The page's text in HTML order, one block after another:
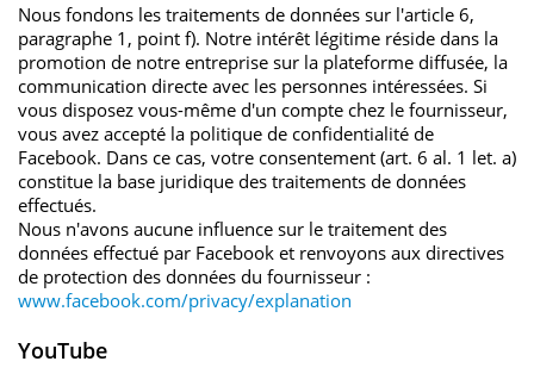
Nous fondons les traitements de données sur l'article 6,
paragraphe 1, point f). Notre intérêt légitime réside dans la
promotion de notre entreprise sur la plateforme diffusée, la
communication directe avec les personnes intéressées. Si
vous disposez vous-même d'un compte chez le fournisseur,
vous avez accepté la politique de confidentialité de
Facebook. Dans ce cas, votre consentement (art. 6 al. 1 let. a)
constitue la base juridique des traitements de données
effectués.
Nous n'avons aucune influence sur le traitement des
données effectué par Facebook et renvoyons aux directives
de protection des données du fournisseur :
www.facebook.com/privacy/explanation
YouTube